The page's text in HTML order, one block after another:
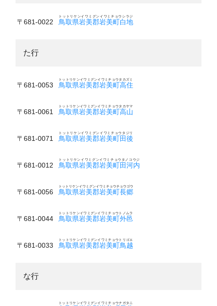
〒681-0022 鳥取県岩美郡岩美町白地
トットリケンイワミグンイワミチョウシラジ
た行
〒681-0053 鳥取県岩美郡岩美町高住
トットリケンイワミグンイワミチョウタカズミ
〒681-0061 鳥取県岩美郡岩美町高山
トットリケンイワミグンイワミチョウタカヤマ
〒681-0071 鳥取県岩美郡岩美町田後
トットリケンイワミグンイワミチョウタジリ
〒681-0012 鳥取県岩美郡岩美町田河内
トットリケンイワミグンイワミチョウタノコウジ
〒681-0056 鳥取県岩美郡岩美町長郷
トットリケンイワミグンイワミチョウチョウゴウ
〒681-0044 鳥取県岩美郡岩美町外邑
トットリケンイワミグンイワミチョウトノムラ
〒681-0033 鳥取県岩美郡岩美町鳥越
トットリケンイワミグンイワミチョウトリゴエ
な行
トットリケンイワミグンイワミチョウナガタニ